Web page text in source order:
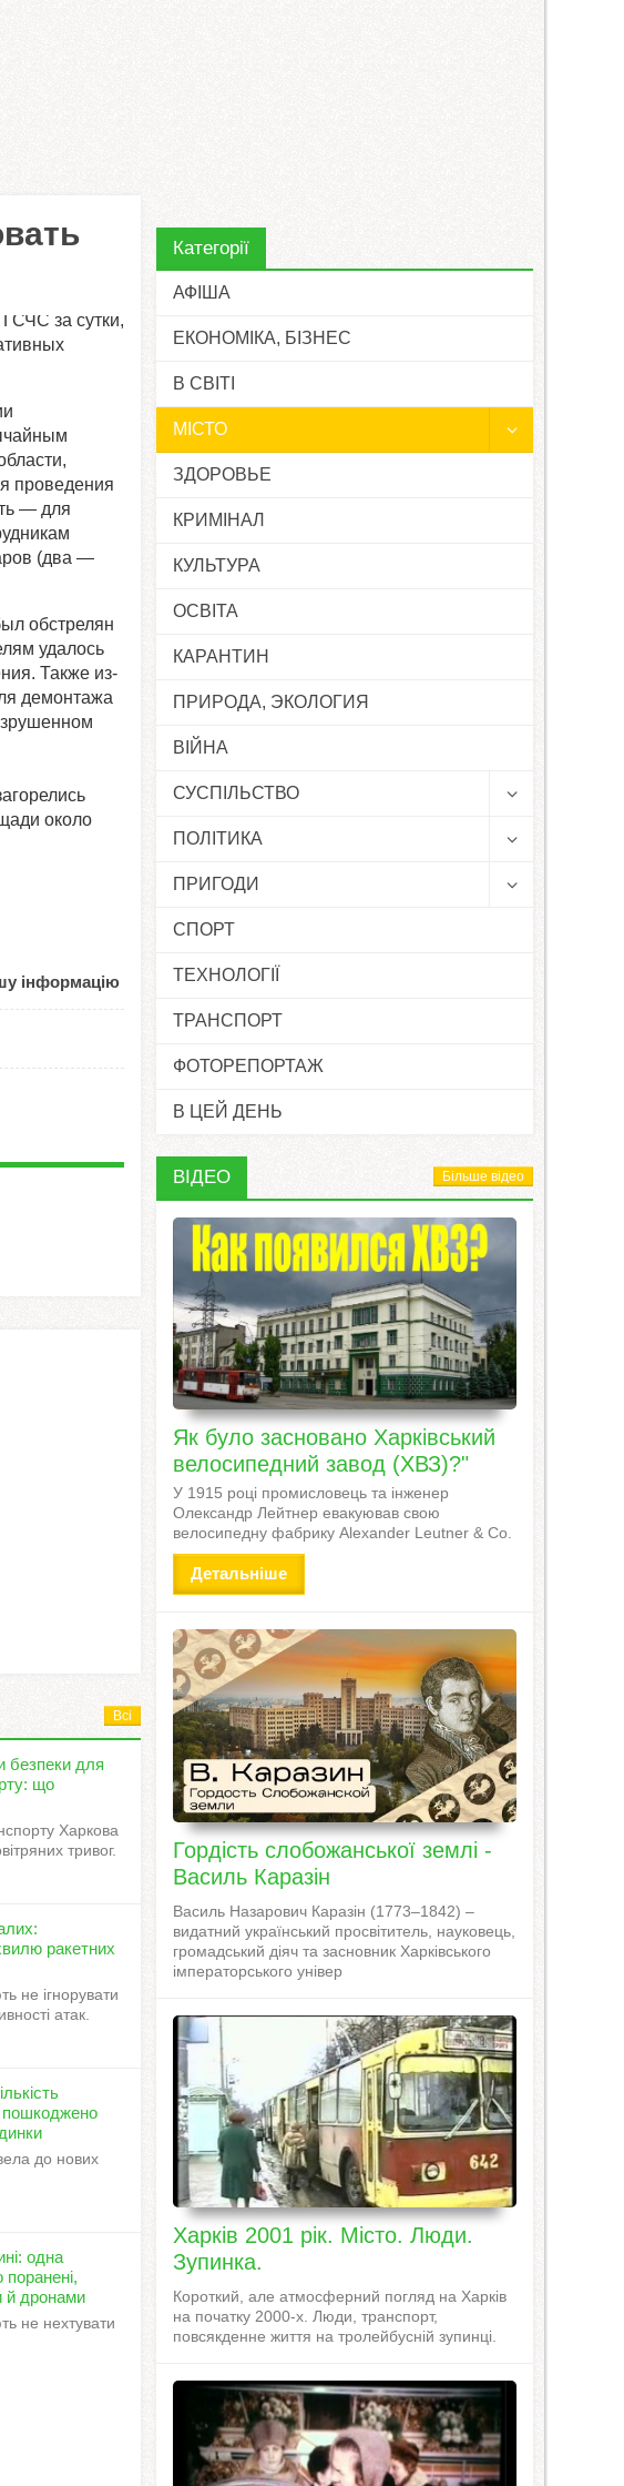
за сутки,
проведения
— для
(два —
обстрелян
удалось
Также из-
демонтажа
около
інформацію
Всі
безпеки для
що
Харкова
тривог.
ракетних
не ігнорувати
атак.
пошкоджено
до нових
одна
й дронами
не нехтувати
Категорії
АФІША
ЕКОНОМІКА, БІЗНЕС
В СВІТІ
МІСТО
ЗДОРОВЬЕ
КРИМІНАЛ
КУЛЬТУРА
ОСВІТА
КАРАНТИН
ПРИРОДА, ЭКОЛОГИЯ
ВІЙНА
СУСПІЛЬСТВО
ПОЛІТИКА
ПРИГОДИ
СПОРТ
ТЕХНОЛОГІЇ
ТРАНСПОРТ
ФОТОРЕПОРТАЖ
В ЦЕЙ ДЕНЬ
ВІДЕО Більше відео
Як було засновано Харківський
велосипедний завод (ХВЗ)?"
У 1915 році промисловець та інженер
Олександр Лейтнер евакуював свою
велосипедну фабрику Alexander Leutner & Co.
Детальніше
Гордість слобожанської землі -
Василь Каразін
Василь Назарович Каразін (1773–1842) –
видатний український просвітитель, науковець,
громадський діяч та засновник Харківського
імператорського універ
Харків 2001 рік. Місто. Люди.
Зупинка.
Короткий, але атмосферний погляд на Харків
на початку 2000-х. Люди, транспорт,
повсякденне життя на тролейбусній зупинці.